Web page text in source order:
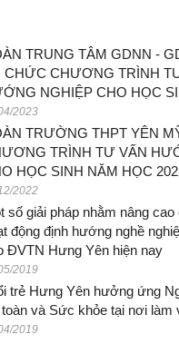
TRUNG TÂM GDNN -
CHỨC CHƯƠNG TRÌNH
NGHIỆP CHO HỌC
2023
TRƯỜNG THPT YÊN
TRÌNH TƯ VẤN
HỌC SINH NĂM HỌC
2022
số giải pháp nhằm nâng
động định hướng nghề
ĐVTN Hưng Yên hiện nay
2019
trẻ Hưng Yên hưởng ứng
và Sức khỏe tại nơi làm
2019